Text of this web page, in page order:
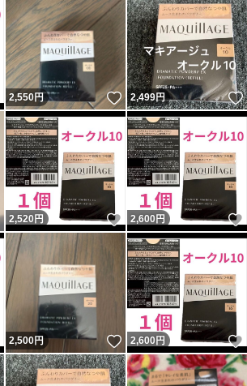
いいね！
2,550円 いいね！
2,499円
いいね！
2,520 円 いいね！
2,600 円
いいね！
2,500円 いいね！
2,600 円